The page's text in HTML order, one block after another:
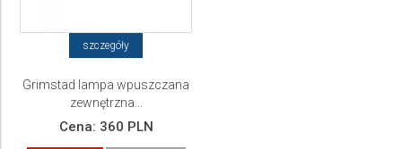
szczegóły
Grimstad lampa wpuszczana
zewnętrzna...
Cena: 360 PLN